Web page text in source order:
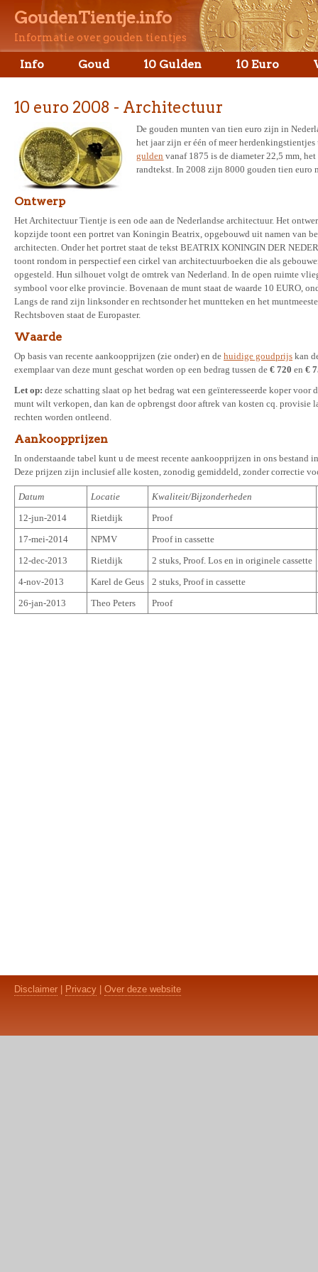
GoudenTientje.info
Informatie over gouden tientjes
Info Goud 10 Gulden 10 Euro
10 euro 2008 - Architectuur
De gouden munten van tien euro zijn in
het jaar zijn er één of meer
gulden vanaf 1875 is de diameter 22,5 mm,
randtekst. In 2008 zijn 8000 gouden tien euro
Ontwerp
Het Architectuur Tientje is een ode aan de Nederlandse architectuur. Het
kopzijde toont een portret van Koningin Beatrix, opgebouwd uit namen van
architecten. Onder het portret staat de tekst BEATRIX KONINGIN DER
toont rondom in perspectief een cirkel van architectuurboeken die als
opgesteld. Hun silhouet volgt de omtrek van Nederland. In de open ruimte
symbool voor elke provincie. Bovenaan de munt staat de waarde 10 EURO,
Langs de rand zijn linksonder en rechtsonder het muntteken en het
Rechtsboven staat de Europaster.
Waarde
Op basis van recente aankoopprijzen (zie onder) en de huidige goudprijs kan
exemplaar van deze munt geschat worden op een bedrag tussen de € 720 en €
Let op: deze schatting slaat op het bedrag wat een geïnteresseerde koper
munt wilt verkopen, dan kan de opbrengst door aftrek van kosten cq. provisie
rechten worden ontleend.
Aankoopprijzen
In onderstaande tabel kunt u de meest recente aankoopprijzen in ons bestand
Deze prijzen zijn inclusief alle kosten, zonodig gemiddeld, zonder correctie
Datum Locatie
Kwaliteit/Bijzonderheden
12-jun-2014
Rietdijk
Proof
17-mei-2014
NPMV
Proof in cassette
12-dec-2013
Rietdijk
2 stuks, Proof. Los en in originele cassette
4-nov-2013
Karel de Geus
2 stuks, Proof in cassette
26-jan-2013
Theo Peters Proof
Disclaimer | Privacy | Over deze website